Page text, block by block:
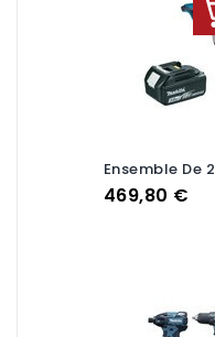
Ensemble De
Prix
469,80 €